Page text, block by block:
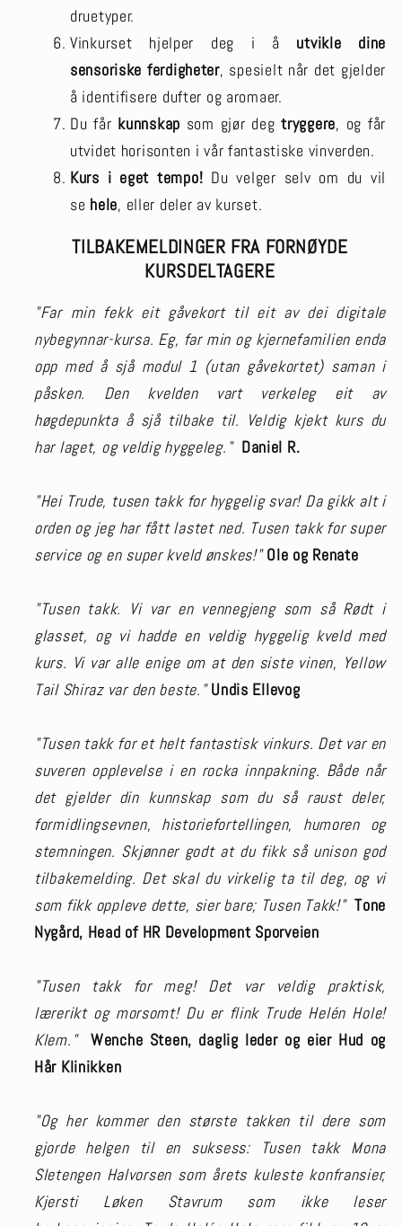
druetyper.
Vinkurset hjelper deg i å utvikle dine
sensoriske ferdigheter, spesielt når det gjelder
å identifisere dufter og aromaer.
Du får kunnskap som gjør degtryggere, og får
utvidet horisonten i vår fantastiske vinverden.
Kurs i eget tempo! Du velger selv om du vil
se hele, eller deler av kurset.
TILBAKEMELDINGER FRA FORNØYDE
KURSDELTAGERE
"Far min fekk eit gåvekort til eit av dei digitale
nybegynnar-kursa. Eg, far min og kjernefamilien enda
opp med å sjå modul 1 (utan gåvekortet) saman i
påsken. Den kvelden vart verkeleg eit av
høgdepunkta å sjå tilbake til. Veldig kjekt kurs du
har laget, og veldig hyggeleg." Daniel R.
"Hei Trude, tusen takk for hyggelig svar! Da gikk alt i
orden og jeg har fått lastet ned. Tusen takk for super
service og en super kveld ønskes!" Ole og Renate
"Tusen takk. Vi var en vennegjeng som så Rødt i
glasset, og vi hadde en veldig hyggelig kveld med
kurs. Vi var alle enige om at den siste vinen, Yellow
Tail Shiraz var den beste."Undis Ellevog
"Tusen takk for et helt fantastisk vinkurs. Det var en
suveren opplevelse i en rocka innpakning. Både når
det gjelder din kunnskap som du så raust deler,
formidlingsevnen, historiefortellingen, humoren og
stemningen. Skjønner godt at du fikk så unison god
tilbakemelding. Det skal du virkelig ta til deg, og vi
som fikk oppleve dette, sier bare; Tusen Takk!"Tone
Nygård, Head of HR Development Sporveien
"Tusen takk for meg! Det var veldig praktisk,
lærerikt og morsomt! Du er flink Trude Helén Hole!
Klem."Wenche Steen, daglig leder og eier Hud og
Hår Klinikken
"Og her kommer den største takken til dere som
gjorde helgen til en suksess: Tusen takk Mona
Sletengen Halvorsen som årets kuleste konfransier,
Kjersti Løken Stavrum som ikke leser